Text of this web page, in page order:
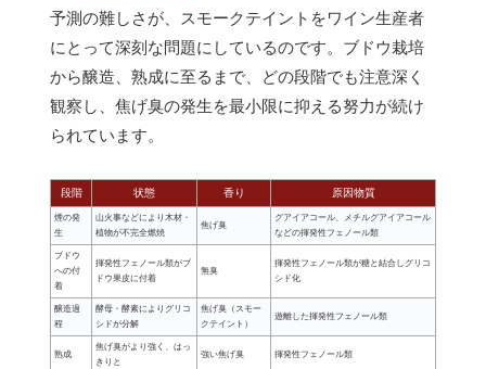
予測の難しさが、スモークテイントをワイン生産者
にとって深刻な問題にしているのです。ブドウ栽培
から醸造、熟成に至るまで、どの段階でも注意深く
観察し、焦げ臭の発生を最小限に抑える努力が続け
られています。
段階 状態 香り 原因物質
煙の発
生
山火事などにより木材・
植物が不完全燃焼
焦げ臭
グアイアコール、メチルグアイアコール
などの揮発性フェノール類
ブドウ
への付
着
揮発性フェノール類がブ
ドウ果皮に付着
無臭
揮発性フェノール類が糖と結合しグリコ
シド化
醸造過
程
酵母・酵素によりグリコ
シドが分解
焦げ臭（スモー
クテイント）
遊離した揮発性フェノール類
熟成
焦げ臭がより強く、はっ
きりと
強い焦げ臭 揮発性フェノール類